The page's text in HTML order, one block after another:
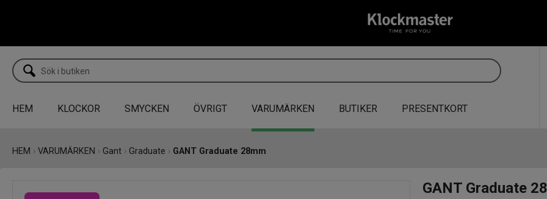
HEM KLOCKOR SMYCKEN ÖVRIGT VARUMÄRKEN BUTIKER PRESENTKORT
HEM › VARUMÄRKEN › Gant › Graduate › GANT Graduate 28mm
GANT Graduate